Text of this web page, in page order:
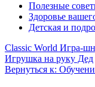
Полезные
Здоровье
Детская и
Classic World Игра-
Игрушка на руку Дед
Вернуться к: